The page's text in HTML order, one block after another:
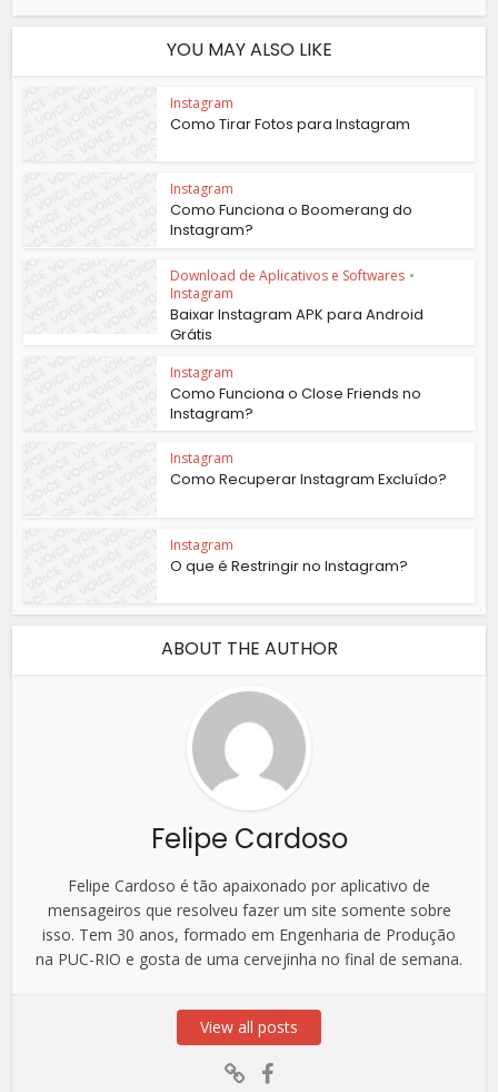
YOU MAY ALSO LIKE
Instagram
Como Tirar Fotos para Instagram
Instagram
Como Funciona o Boomerang do
Instagram?
Download de Aplicativos e Softwares •
Instagram
Baixar Instagram APK para Android
Grátis
Instagram
Como Funciona o Close Friends no
Instagram?
Instagram
Como Recuperar Instagram Excluído?
Instagram
O que é Restringir no Instagram?
ABOUT THE AUTHOR
Felipe Cardoso
Felipe Cardoso é tão apaixonado por aplicativo de
mensageiros que resolveu fazer um site somente sobre
isso. Tem 30 anos, formado em Engenharia de Produção
na PUC-RIO e gosta de uma cervejinha no final de semana.
View all posts